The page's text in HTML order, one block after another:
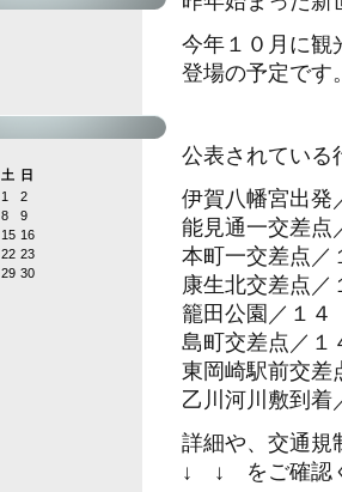
今年１０月に観
登場の予定です
公表されている
伊賀八幡宮出発
能見通一交差点
本町一交差点／
康生北交差点／
籠田公園／１４
島町交差点／１
東岡崎駅前交差
乙川河川敷到着
詳細や、交通
↓ ↓ をご確認
土 日
1
2
8
9
15 16
22 23
29 30